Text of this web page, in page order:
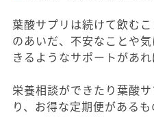
葉酸サプリは続けて飲む
のあいだ、不安なことや
きるようなサポートがあれ
栄養相談ができたり葉酸
り、お得な定期便があるも